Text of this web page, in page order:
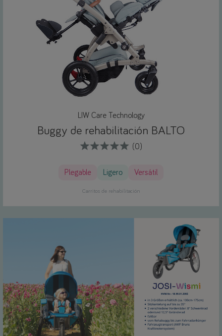
LIW Care Technology
Buggy de rehabilitación BALTO
(0)
Plegable Ligero Versátil
Carritos de rehabilitación